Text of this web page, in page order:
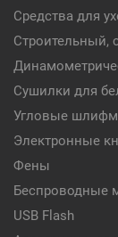
Средства для
Строительный,
Сушилки для
Угловые
Электронные
Фены
Беспроводные
USB Flash